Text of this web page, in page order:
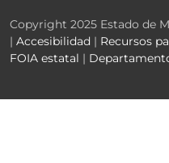
Copyright 2025 Estado de
| Accesibilidad | Recursos
FOIA estatal |